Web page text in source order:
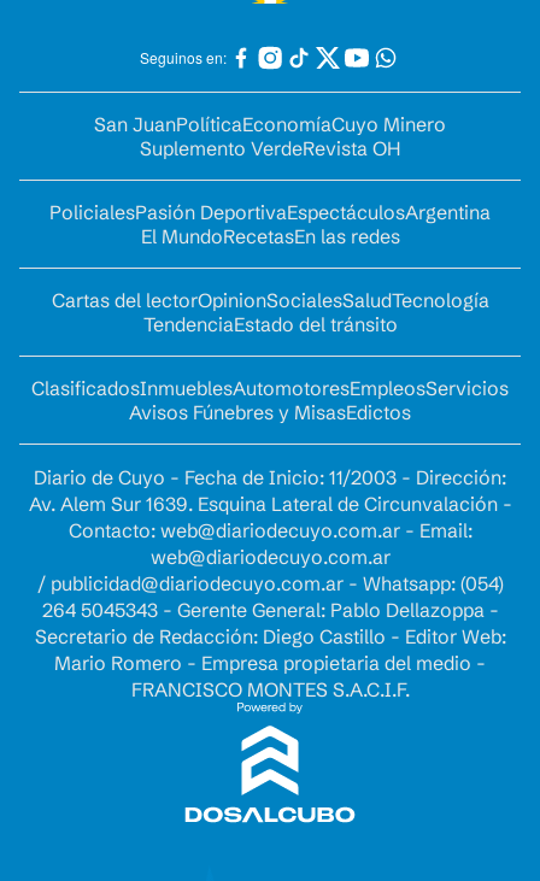
Seguinos en:
San JuanPolíticaEconomíaCuyo Minero
Suplemento VerdeRevista OH
PolicialesPasión DeportivaEspectáculosArgentina
El MundoRecetasEn las redes
Cartas del lectorOpinionSocialesSaludTecnología
TendenciaEstado del tránsito
ClasificadosInmueblesAutomotoresEmpleosServicios
Avisos Fúnebres y MisasEdictos
Diario de Cuyo - Fecha de Inicio: 11/2003 - Dirección:
Av. Alem Sur 1639. Esquina Lateral de Circunvalación -
Contacto: web@diariodecuyo.com.ar- Email:
web@diariodecuyo.com.ar
/ publicidad@diariodecuyo.com.ar- Whatsapp: (054)
264 5045343 - Gerente General: Pablo Dellazoppa -
Secretario de Redacción: Diego Castillo - Editor Web:
Mario Romero - Empresa propietaria del medio -
FRANCISCO MONTES S.A.C.I.F.